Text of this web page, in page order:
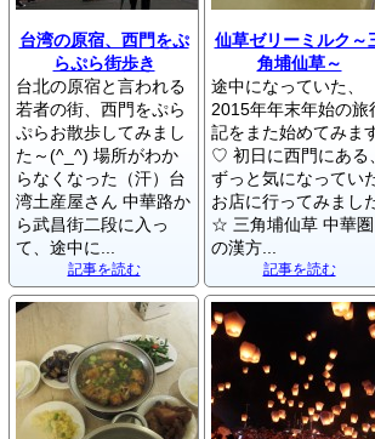
台湾の原宿、西門をぷ
らぷら街歩き
台北の原宿と言われる
若者の街、西門をぷら
ぷらお散歩してみまし
た～(^_^) 場所がわか
らなくなった（汗）台
湾土産屋さん 中華路か
ら武昌街二段に入っ
て、途中に...
記事を読む
仙草ゼリーミルク～
角埔仙草～
途中になっていた、
2015年年末年始の旅
記をまた始めてみま
♡ 初日に西門にある、
ずっと気になってい
お店に行ってみまし
☆ 三角埔仙草 中華圏
の漢方...
記事を読む